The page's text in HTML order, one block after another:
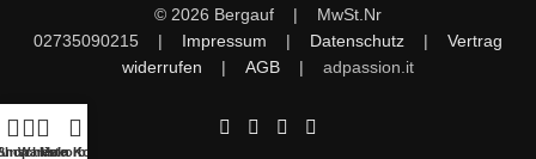
© 2026 Bergauf | MwSt.Nr
02735090215 | Impressum | Datenschutz | Vertrag
widerrufen | AGB | adpassion.it
Warenkorb
Mein Konto